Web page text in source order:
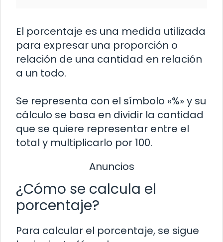
El porcentaje es una medida utilizada
para expresar una proporción o
relación de una cantidad en relación
a un todo.
Se representa con el símbolo «%» y su
cálculo se basa en dividir la cantidad
que se quiere representar entre el
total y multiplicarlo por 100.
Anuncios
¿Cómo se calcula el
porcentaje?
Para calcular el porcentaje, se sigue